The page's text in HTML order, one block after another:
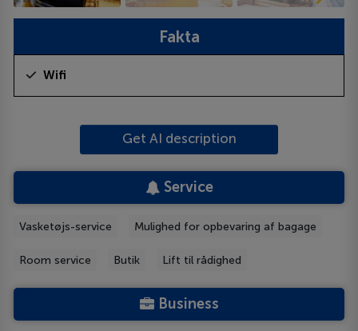
Fakta
Wifi
Get AI description
Service
Vasketøjs-service Mulighed for opbevaring af bagage
Room service Butik Lift til rådighed
Business